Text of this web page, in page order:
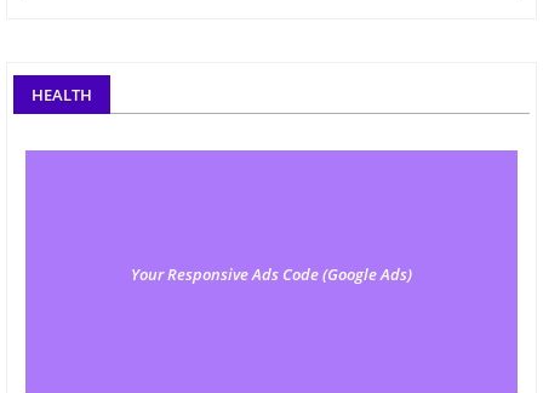
HEALTH
Your Responsive Ads Code (Google Ads)